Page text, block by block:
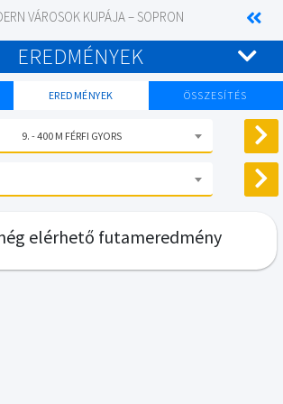
VÁROSOK KUPÁJA – SOPRON
EREDMÉNYEK
EREDMÉNYEK ÖSSZESÍTÉS
9. - 400 M FÉRFI GYORS
elérhető futameredmény